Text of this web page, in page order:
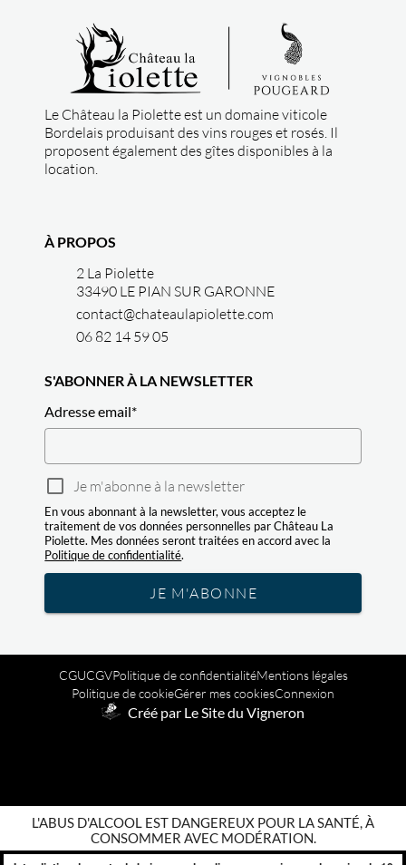
Le Château la Piolette est un domaine viticole
Bordelais produisant des vins rouges et rosés. Il
proposent également des gîtes disponibles à la
location.
À PROPOS
2 La Piolette
33490 LE PIAN SUR GARONNE
contact@chateaulapiolette.com
06 82 14 59 05
S'ABONNER À LA NEWSLETTER
Adresse email*
Je m'abonne à la newsletter
En vous abonnant à la newsletter, vous acceptez le
traitement de vos données personnelles par Château La
Piolette. Mes données seront traitées en accord avec la
Politique de confidentialité.
JE M'ABONNE
CGUCGVPolitique de confidentialitéMentions légales
Politique de cookieGérer mes cookiesConnexion
Créé par Le Site du Vigneron
L'ABUS D'ALCOOL EST DANGEREUX POUR LA SANTÉ, À
CONSOMMER AVEC MODÉRATION.